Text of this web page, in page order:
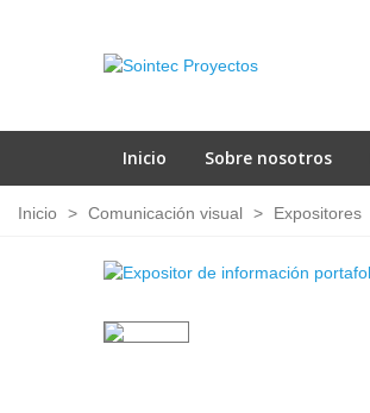
Inicio Sobre nosotros
Inicio > Comunicación visual > Expositores